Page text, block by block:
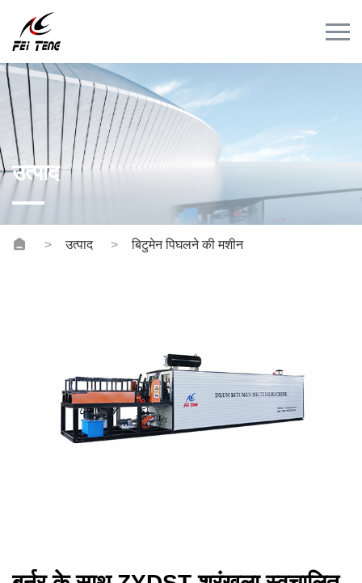
उत्पाद
मामला
समाचार
उत्पाद
उत्पाद बिटुमेन पिघलने की मशीन